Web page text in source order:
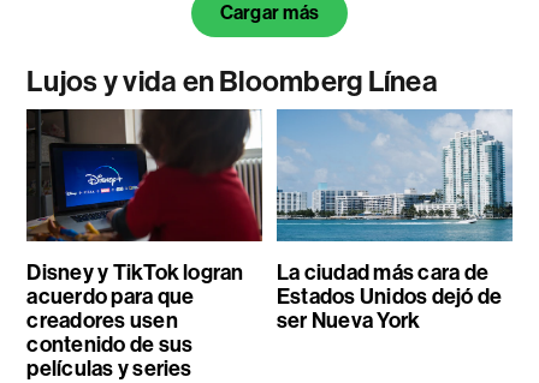
Cargar más
Lujos y vida en Bloomberg Línea
Disney y TikTok logran
acuerdo para que
creadores usen
contenido de sus
películas y series
La ciudad más cara de
Estados Unidos dejó de
ser Nueva York